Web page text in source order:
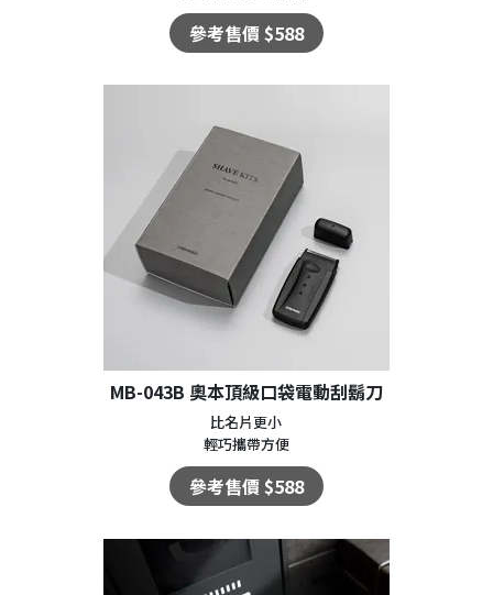
參考售價 $588
MB-043B 奧本頂級口袋電動刮鬍刀
比名片更小
輕巧攜帶方便
參考售價 $588